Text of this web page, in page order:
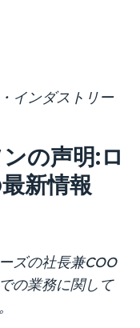
インダストリー
の声明:ロ
新情報
ズの社長兼COO
の業務に関して